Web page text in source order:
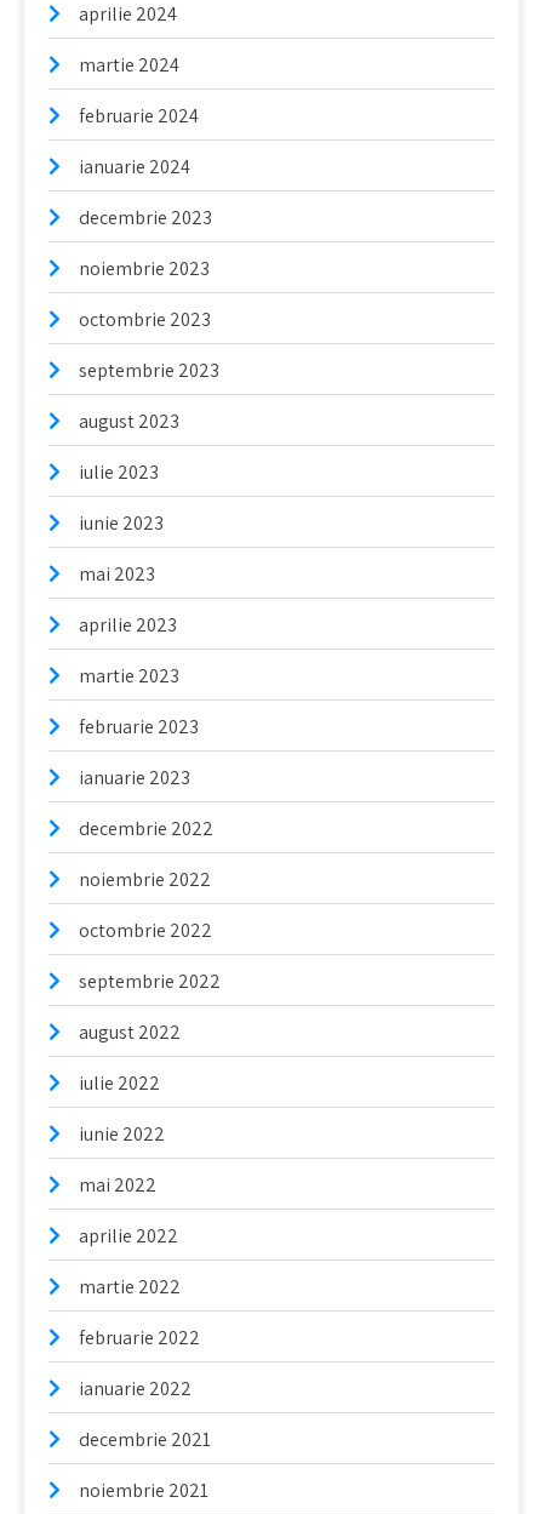
aprilie 2024
martie 2024
februarie 2024
ianuarie 2024
decembrie 2023
noiembrie 2023
octombrie 2023
septembrie 2023
august 2023
iulie 2023
iunie 2023
mai 2023
aprilie 2023
martie 2023
februarie 2023
ianuarie 2023
decembrie 2022
noiembrie 2022
octombrie 2022
septembrie 2022
august 2022
iulie 2022
iunie 2022
mai 2022
aprilie 2022
martie 2022
februarie 2022
ianuarie 2022
decembrie 2021
noiembrie 2021